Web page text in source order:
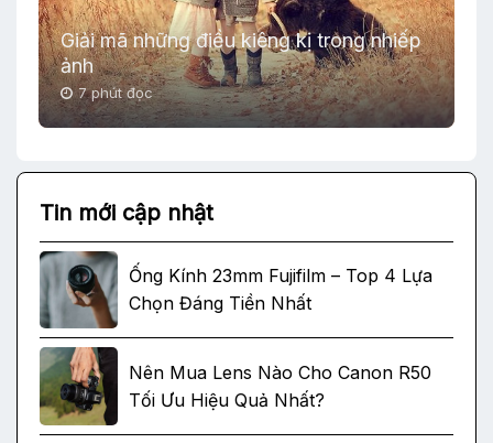
Giải mã những điều kiêng kị trong nhiếp
ảnh
7 phút đọc
Tin mới cập nhật
Ống Kính 23mm Fujifilm – Top 4 Lựa
Chọn Đáng Tiền Nhất
Nên Mua Lens Nào Cho Canon R50
Tối Ưu Hiệu Quả Nhất?